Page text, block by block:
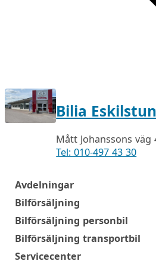
Bilia
Mått Johanssons väg
Tel: 010-497 43 30
Öppettider
Avdelningar
Bilförsäljning
Bilförsäljning personbil
Bilförsäljning transportbil
Servicecenter